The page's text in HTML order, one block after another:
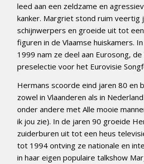
leed aan een zeldzame en
kanker. Margriet stond ruim veertig
schijnwerpers en groeide uit tot
figuren in de Vlaamse huiskamers.
1999 nam ze deel aan Eurosong, de
preselectie voor het Eurovisie
Hermans scoorde eind jaren 80 en
zowel in Vlaanderen als in
onder andere met Alle mooie
ik jou zie). In de jaren 90 groeide
zuiderburen uit tot een heus
tot 1994 ontving ze nationale en
in haar eigen populaire talkshow